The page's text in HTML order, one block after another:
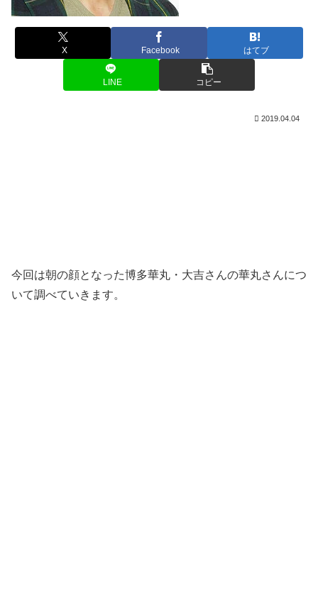
X Facebook はてブ
LINE コピー
2019.04.04
今回は朝の顔となった博多華丸・大吉さんの華丸さんにつ
いて調べていきます。